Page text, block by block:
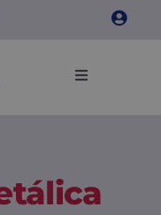
Toggle